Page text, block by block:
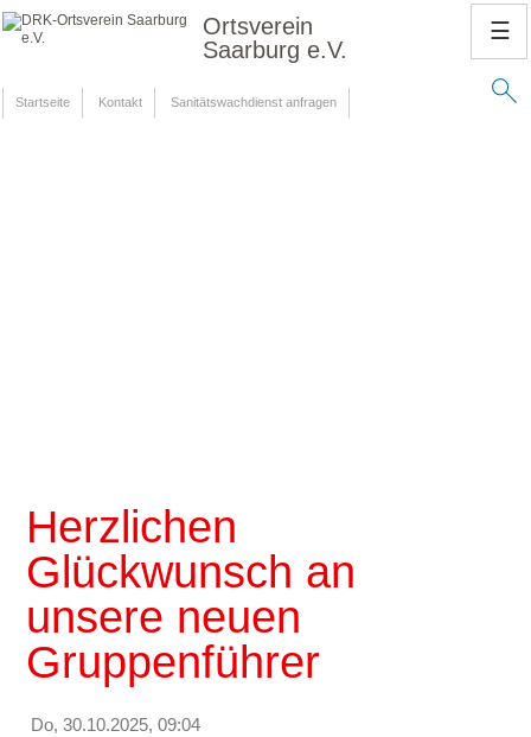
Ortsverein
Saarburg e.V.
Startseite Kontakt Sanitätswachdienst anfragen
☰
Herzlichen
Glückwunsch an
unsere neuen
Gruppenführer
Do, 30.10.2025, 09:04